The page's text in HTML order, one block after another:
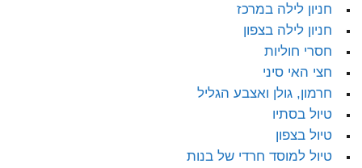
חניון לילה במרכז
חניון לילה בצפון
חסרי חוליות
חצי האי סיני
חרמון, גולן ואצבע הגליל
טיול בסתיו
טיול בצפון
טיול למוסד חרדי של בנות